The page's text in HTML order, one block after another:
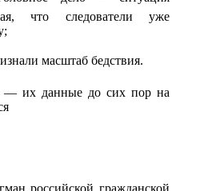
что следователи уже
масштаб бедствия.
— их данные до сих пор на
российской гражданской